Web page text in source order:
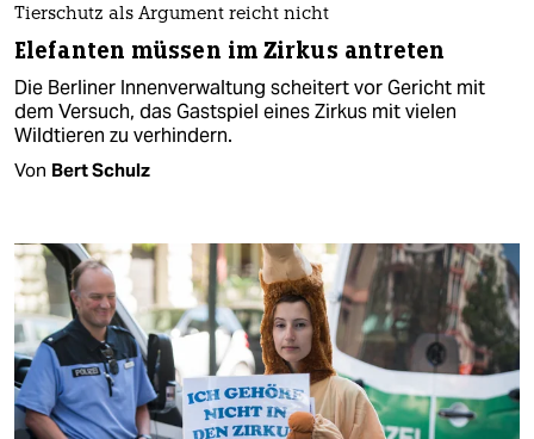
Tierschutz als Argument reicht nicht
Elefanten müssen im Zirkus antreten
Die Berliner Innenverwaltung scheitert vor Gericht mit
dem Versuch, das Gastspiel eines Zirkus mit vielen
Wildtieren zu verhindern.
Von Bert Schulz